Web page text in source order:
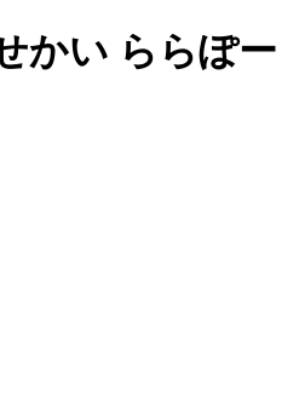
かい ららぽー